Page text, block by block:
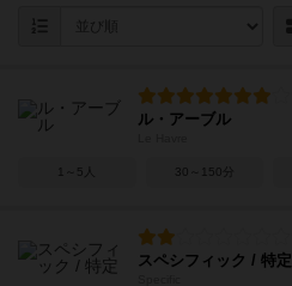
ル・アーブル
1～5人 30～150分
スペシフィック / 特定